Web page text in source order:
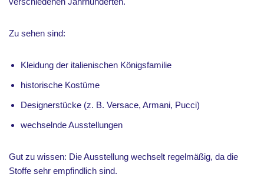
Zu sehen sind:
Kleidung der italienischen Königsfamilie
historische Kostüme
Designerstücke (z. B. Versace, Armani, Pucci)
wechselnde Ausstellungen
Gut zu wissen: Die Ausstellung wechselt regelmäßig, da die
Stoffe sehr empfindlich sind.